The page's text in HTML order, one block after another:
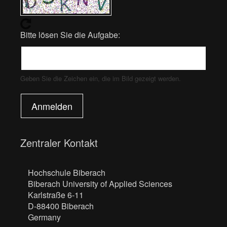
Bitte lösen Sie die Aufgabe:
Geben Sie die Zeichen ein, die im Bild gezeigt werden.
Anmelden
Zentraler Kontakt
Hochschule Biberach
Biberach University of Applied Sciences
Karlstraße 6-11
D-88400 Biberach
Germany